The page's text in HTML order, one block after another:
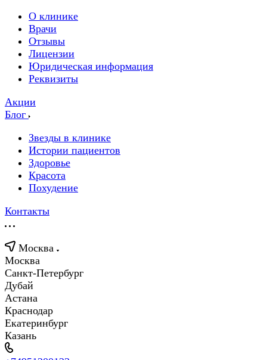
О клинике
Врачи
Отзывы
Лицензии
Юридическая информация
Реквизиты
Акции
Блог
Звезды в клинике
Истории пациентов
Здоровье
Красота
Похудение
Контакты
Москва
Москва
Санкт-Петербург
Дубай
Астана
Краснодар
Екатеринбург
Казань